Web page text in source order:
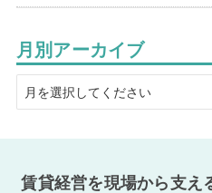
月別アーカイブ
賃貸経営を現場から支え